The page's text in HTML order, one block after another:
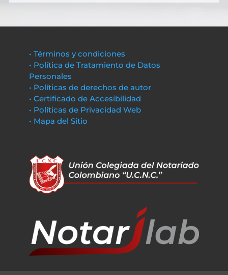
• Términos y condiciones
• Política de Tratamiento de Datos
Personales
• Políticas de derechos de autor
• Certificado de Accesibilidad
• Políticas de Privacidad Web
• Mapa del Sitio